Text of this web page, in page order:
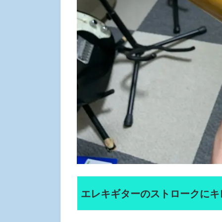
エレキギターのストロークに